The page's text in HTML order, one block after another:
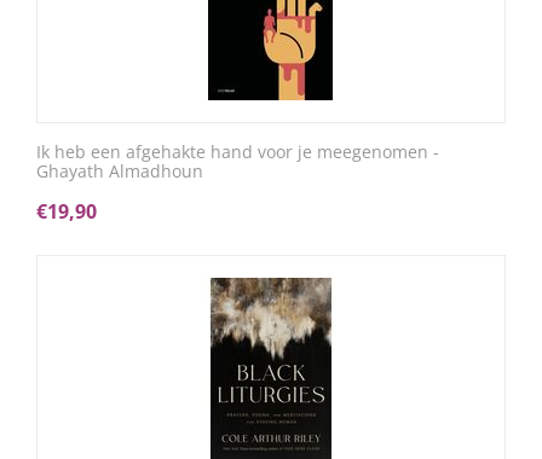
Ik heb een afgehakte hand voor je meegenomen -
Ghayath Almadhoun
€19,90